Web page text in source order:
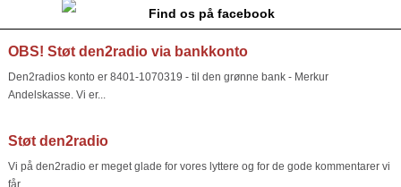
Find os på facebook
OBS! Støt den2radio via bankkonto
Den2radios konto er 8401-1070319 - til den grønne bank - Merkur
Andelskasse. Vi er...
Støt den2radio
Vi på den2radio er meget glade for vores lyttere og for de gode kommentarer vi
får...